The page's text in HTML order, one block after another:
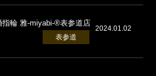
指輪 雅-miyabi-®表参道店
2024.01.02
表参道